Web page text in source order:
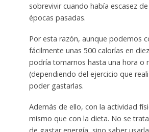
sobrevivir cuando había escasez
épocas pasadas.
Por esta razón, aunque podemos
fácilmente unas 500 calorías en
podría tomarnos hasta una hora o
(dependiendo del ejercicio que
poder gastarlas.
Además de ello, con la actividad
mismo que con la dieta. No se